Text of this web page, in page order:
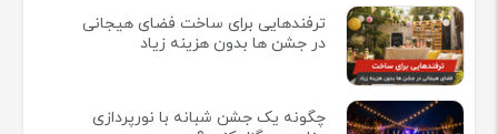
ترفندهایی برای ساخت فضای هیجانی
در جشن ها بدون هزینه زیاد
چگونه یک جشن شبانه با نورپردازی